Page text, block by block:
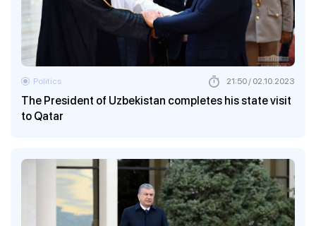
The President of Uzbekistan completes his state visit
to Qatar
Politics 21:50 / 02.10.2023